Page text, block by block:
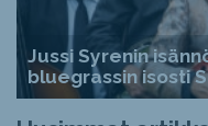
Jussi Syrenin
bluegrassin isosti